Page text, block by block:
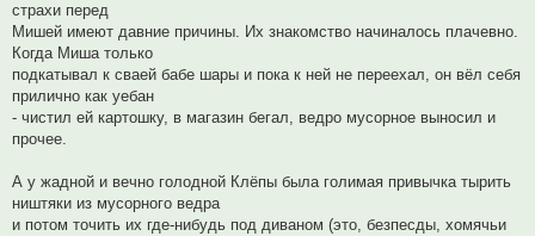
страхи перед
Мишей имеют давние причины. Их знакомство начиналось плачевно.
Когда Миша только
подкатывал к сваей бабе шары и пока к ней не переехал, он вёл себя
прилично как уебан
- чистил ей картошку, в магазин бегал, ведро мусорное выносил и
прочее.
А у жадной и вечно голодной Клёпы была голимая привычка тырить
ништяки из мусорного ведра
и потом точить их где-нибудь под диваном (это, безпесды, хомячьи